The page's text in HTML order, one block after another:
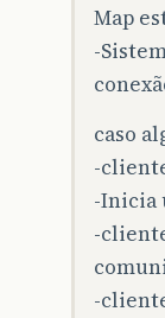
Map
-
caso
-
-Inicia
-
-